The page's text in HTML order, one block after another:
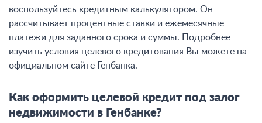
воспользуйтесь кредитным калькулятором. Он
рассчитывает процентные ставки и ежемесячные
платежи для заданного срока и суммы. Подробнее
изучить условия целевого кредитования Вы можете на
официальном сайте Генбанка.
Как оформить целевой кредит под залог
недвижимости в Генбанке?